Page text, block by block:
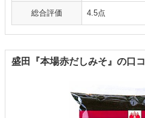
総合評価 4.5点
盛田『本場赤だしみそ』の口